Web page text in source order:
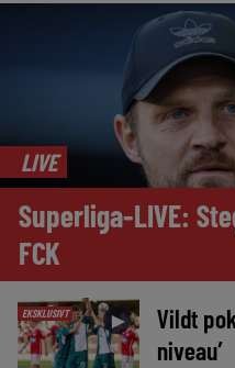
LIVE
Superliga-LIVE:
FCK
EKSKLUSIVT ►
Vildt
niveau’